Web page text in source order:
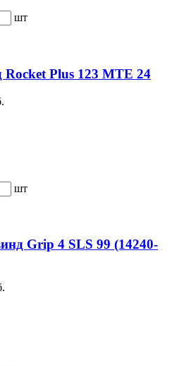
шт
Plus 123 MTE 24
шт
Grip 4 SLS 99 (14240-